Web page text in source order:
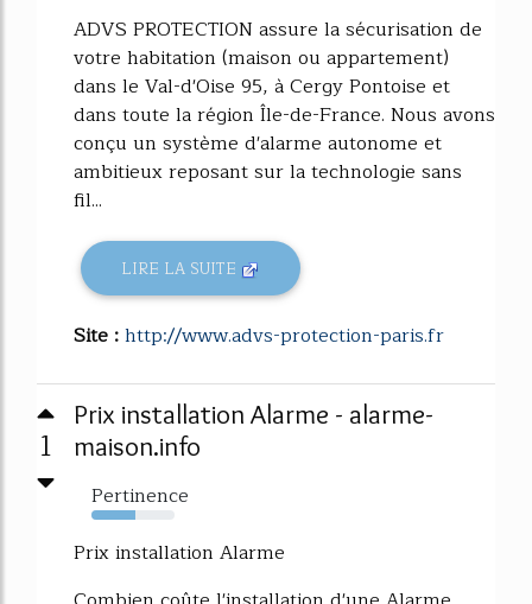
ADVS PROTECTION assure la sécurisation de
votre habitation (maison ou appartement)
dans le Val-d'Oise 95, à Cergy Pontoise et
dans toute la région Île-de-France. Nous avons
conçu un système d'alarme autonome et
ambitieux reposant sur la technologie sans
fil...
LIRE LA SUITE
Site :http://www.advs-protection-paris.fr
1
Prix installation Alarme - alarme-
maison.info
Pertinence
53%
Prix installation Alarme